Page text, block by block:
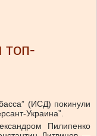
(ИСД) покинули
Украина”.
Пилипенко